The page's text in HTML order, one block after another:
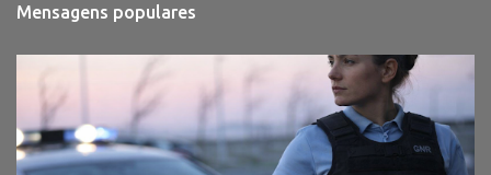
Mensagens populares